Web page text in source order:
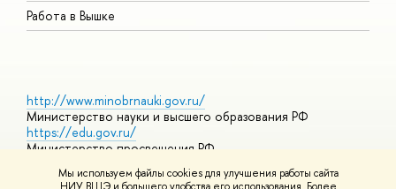
Мы используем файлы cookies для улучшения работы сайта
Работа в Вышке
http://www.minobrnauki.gov.ru/
Министерство науки и высшего образования РФ
https://edu.gov.ru/
Министерство просвещения РФ
Массовые открытые онлайн-курсы